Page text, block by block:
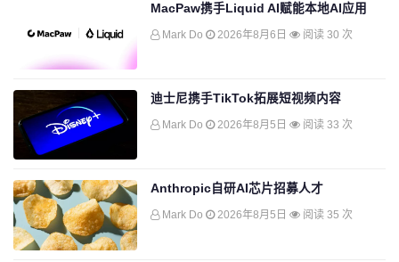
MacPaw携手Liquid AI赋能本地AI应用
Mark Do 2026年8月6日 阅读 30 次
迪士尼携手TikTok拓展短视频内容
Mark Do 2026年8月5日 阅读 33 次
Anthropic自研AI芯片招募人才
Mark Do 2026年8月5日 阅读 35 次